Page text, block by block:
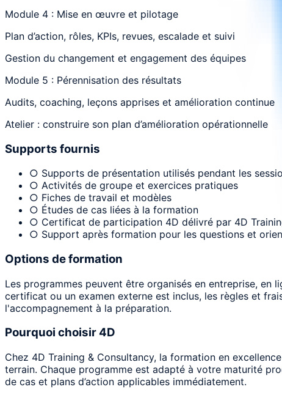
Module 4 : Mise en œuvre et pilotage
Plan d’action, rôles, KPIs, revues, escalade et suivi
Gestion du changement et engagement des équipes
Module 5 : Pérennisation des résultats
Audits, coaching, leçons apprises et amélioration continue
Atelier : construire son plan d’amélioration opérationnelle
Supports fournis
○ Supports de présentation utilisés pendant les
○ Activités de groupe et exercices pratiques
○ Fiches de travail et modèles
○ Études de cas liées à la formation
○ Certificat de participation 4D délivré par 4D
○ Support après formation pour les questions et
Options de formation
Les programmes peuvent être organisés en entreprise,
certificat ou un examen externe est inclus, les règles et
l'accompagnement à la préparation.
Pourquoi choisir 4D
Chez 4D Training & Consultancy, la formation en
terrain. Chaque programme est adapté à votre maturité
de cas et plans d’action applicables immédiatement.